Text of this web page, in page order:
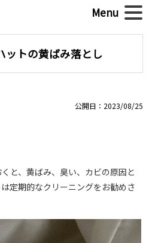
トの黄ばみ落とし
公開日：2023/08/25
と、黄ばみ、臭い、カビの原因と
定期的なクリーニングをお勧めさ